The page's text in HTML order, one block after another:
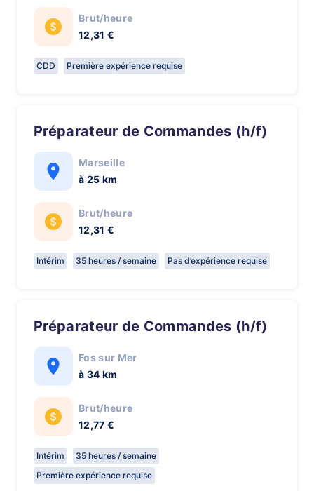
Brut/heure
12,31 €
CDD Première expérience requise
Préparateur de Commandes (h/f)
Marseille
à 25 km
Brut/heure
12,31 €
Intérim 35 heures / semaine Pas d’expérience requise
Préparateur de Commandes (h/f)
Fos sur Mer
à 34 km
Brut/heure
12,77 €
Intérim
35 heures / semaine
Première expérience requise